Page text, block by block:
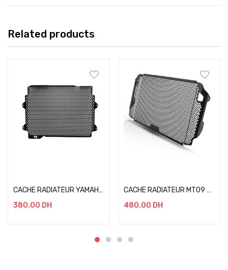
Related products
CACHE RADIATEUR YAMAHA Tracer 7 / MT07
380.00 DH
CACHE RADIATEUR MT09 NOIR / TRACER 900
480.00 DH